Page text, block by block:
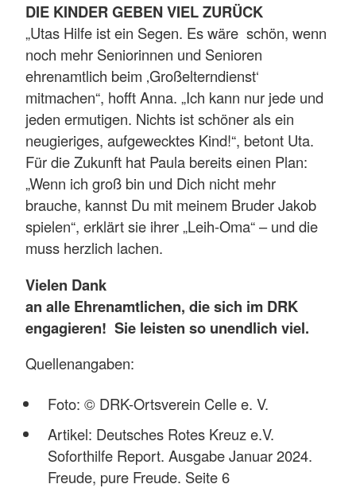
DIE KINDER GEBEN VIEL ZURÜCK
„Utas Hilfe ist ein Segen. Es wäre schön, wenn
noch mehr Seniorinnen und Senioren
ehrenamtlich beim ‚Großelterndienst‘
mitmachen“, hofft Anna. „Ich kann nur jede und
jeden ermutigen. Nichts ist schöner als ein
neugieriges, aufgewecktes Kind!“, betont Uta.
Für die Zukunft hat Paula bereits einen Plan:
„Wenn ich groß bin und Dich nicht mehr
brauche, kannst Du mit meinem Bruder Jakob
spielen“, erklärt sie ihrer „Leih-Oma“ – und die
muss herzlich lachen.
Vielen Dank
an alle Ehrenamtlichen, die sich im DRK
engagieren! Sie leisten so unendlich viel.
Quellenangaben:
Foto: © DRK-Ortsverein Celle e. V.
Artikel: Deutsches Rotes Kreuz e.V.
Soforthilfe Report. Ausgabe Januar 2024.
Freude, pure Freude. Seite 6